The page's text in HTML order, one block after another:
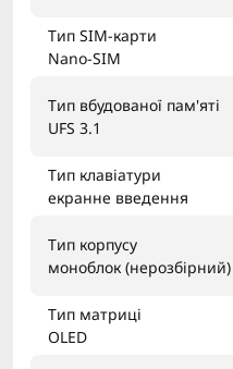
Тип SIM-карти
Nano-SIM
Тип вбудованої пам'яті
UFS 3.1
Тип клавіатури
екранне введення
Тип корпусу
моноблок (нерозбірний)
Тип матриці
OLED